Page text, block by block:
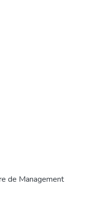
de Management